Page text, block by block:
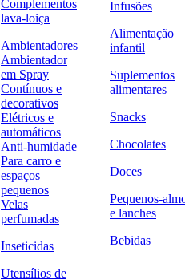
Complementos
lava-loiça
Ambientadores
Ambientador
em Spray
Contínuos e
decorativos
Elétricos e
automáticos
Anti-humidade
Para carro e
espaços
pequenos
Velas
perfumadas
Inseticidas
Utensílios de
Infusões
Alimentação
infantil
Suplementos
alimentares
Snacks
Chocolates
Doces
Pequenos-
e lanches
Bebidas